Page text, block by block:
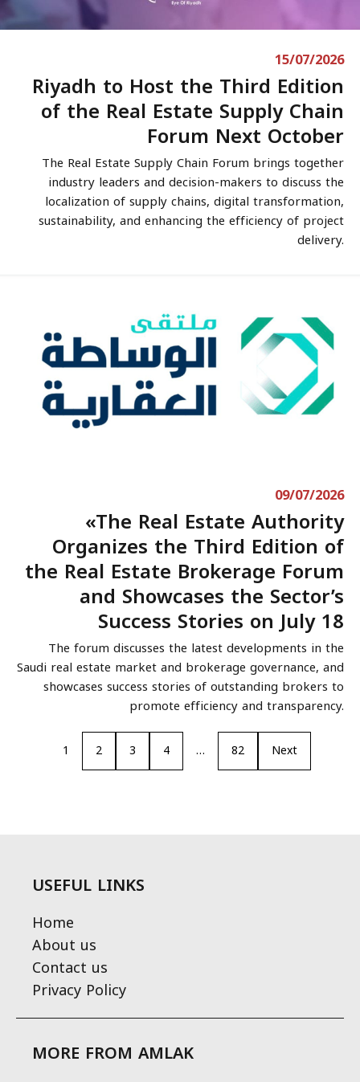
15/07/2026
Riyadh to Host the Third Edition
of the Real Estate Supply Chain
Forum Next October
The Real Estate Supply Chain Forum brings together
industry leaders and decision-makers to discuss the
localization of supply chains, digital transformation,
sustainability, and enhancing the efficiency of project
delivery.
09/07/2026
«The Real Estate Authority
Organizes the Third Edition of
the Real Estate Brokerage Forum
and Showcases the Sector’s
Success Stories on July 18
The forum discusses the latest developments in the
Saudi real estate market and brokerage governance, and
showcases success stories of outstanding brokers to
promote efficiency and transparency.
1 2 3 4 … 82 Next
USEFUL LINKS
Home
About us
Contact us
Privacy Policy
MORE FROM AMLAK